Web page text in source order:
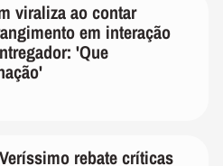
viraliza ao contar
em interação
'Que
rebate críticas